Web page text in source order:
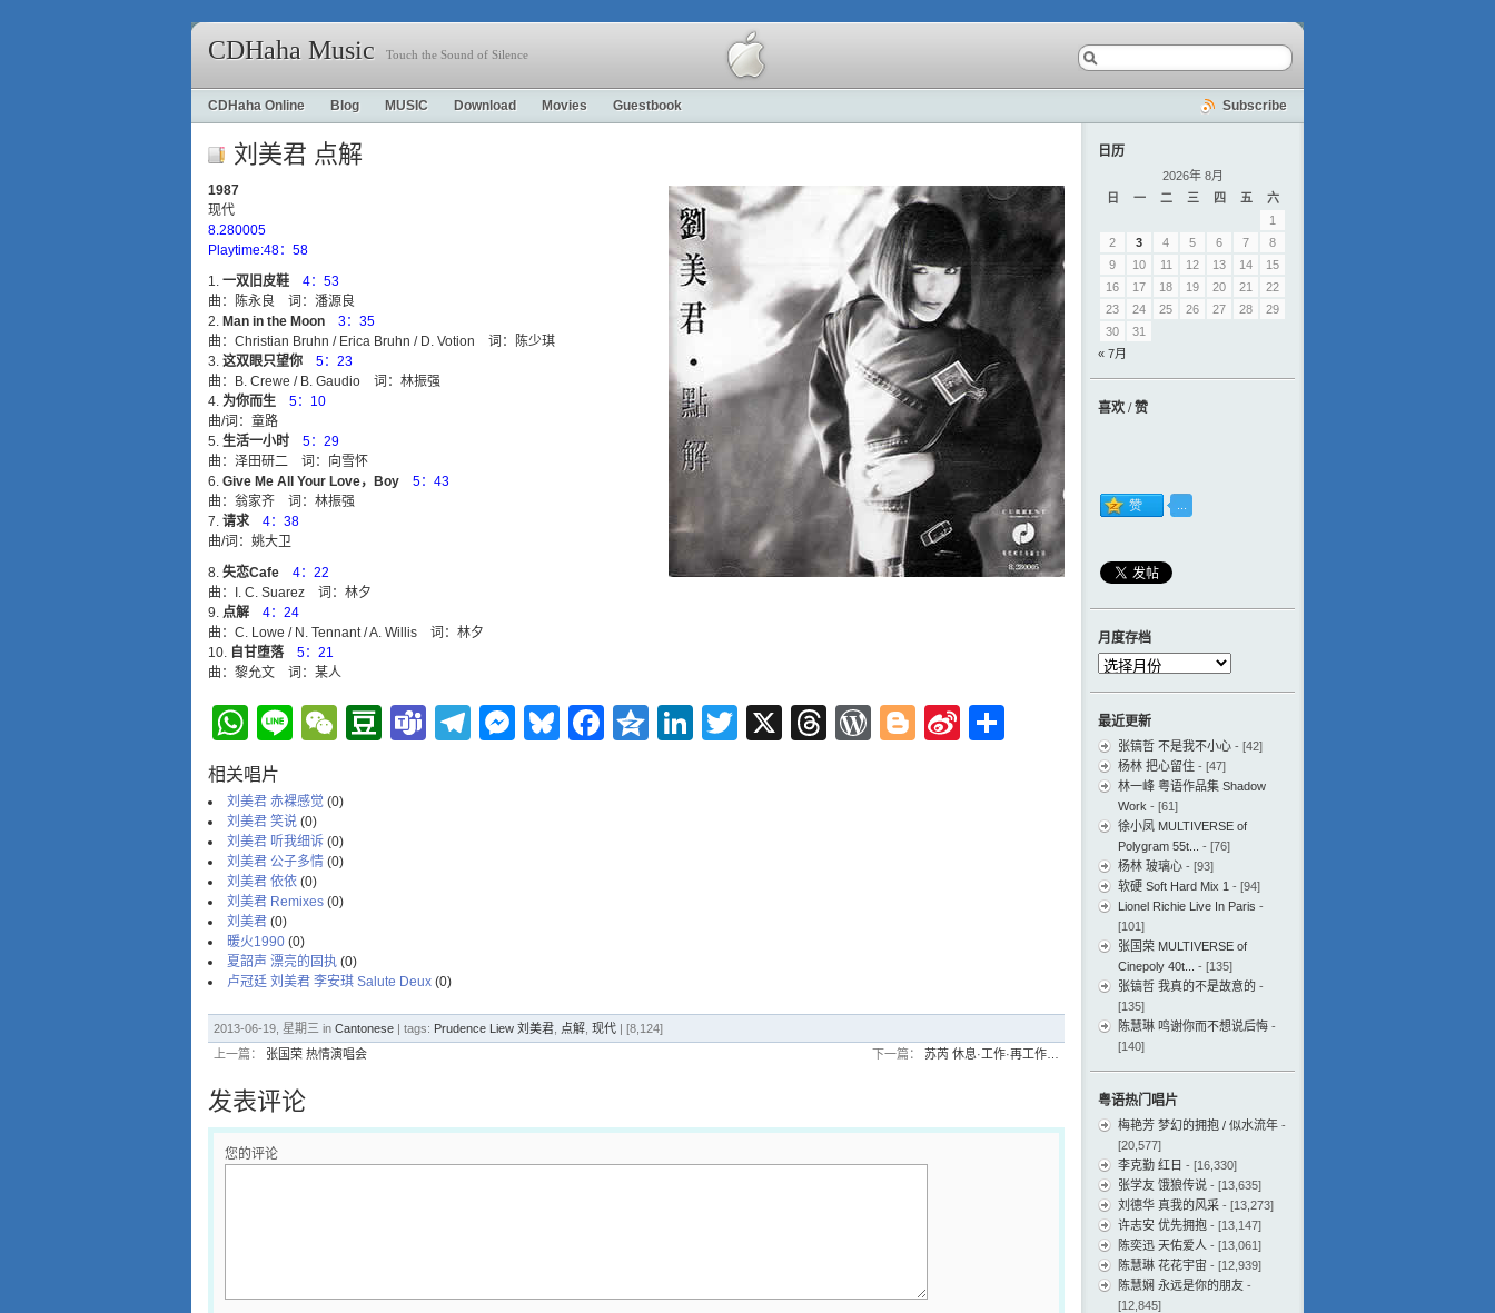
CDHaha Music Touch the Sound of Silence
CDHaha Online Blog MUSIC Download Movies Guestbook Subscribe
刘美君 点解
1987
现代
8.280005
Playtime:48：58
一双旧皮鞋
4：53
曲：陈永良 词：潘源良
Man in the Moon
3：35
曲：Christian Bruhn / Erica Bruhn / D. Votion 词：陈少琪
这双眼只望你
5：23
曲：B. Crewe / B. Gaudio 词：林振强
为你而生
5：10
曲/词：童路
生活一小时
5：29
曲：泽田研二 词：向雪怀
Give Me All Your Love，Boy
5：43
曲：翁家齐 词：林振强
请求
4：38
曲/词：姚大卫
失恋Cafe
4：22
曲：I. C. Suarez 词：林夕
点解
4：24
曲：C. Lowe / N. Tennant / A. Willis 词：林夕
自甘堕落
5：21
曲：黎允文 词：某人
WhatsApp
LineWeChat
Douban
TeamsTelegram
Messenger
Bluesky
Facebook
Qzone
LinkedIn
Twitter
X Threads
WordPress
Blogger
Sina
相关唱片
刘美君 赤裸感觉 (0)
刘美君 笑说 (0)
刘美君 听我细诉 (0)
刘美君 公子多情 (0)
刘美君 依依 (0)
刘美君 Remixes (0)
刘美君 (0)
暖火1990 (0)
夏韶声 漂亮的固执 (0)
卢冠廷 刘美君 李安琪 Salute Deux (0)
2013-06-19, 星期三 in Cantonese | tags: Prudence Liew 刘美君 点解 现代 | [8,124]
上一篇： 张国荣 热情演唱会 下一篇： 苏芮 休息·工作·再工作…
发表评论
您的评论
日历
2026年 8月
日
一 二 三 四 五
六
1
2
3 4 5 6 7
8
9
10 11 12 13 14
15
16
17 18 19 20 21
22
23
24 25 26 27 28
29
30
31
« 7月
喜欢 / 赞
月度存档
月
档
最近更新
张镐哲 不是我不小心 - [42]
杨林 把心留住 - [47]
林一峰 粤语作品集 Shadow
Work - [61]
徐小凤 MULTIVERSE of
Polygram 55t...
- [76]
杨林 玻璃心 - [93]
软硬 Soft Hard Mix 1 - [94]
Lionel Richie Live In Paris -
[101]
张国荣 MULTIVERSE of
Cinepoly 40t...
- [135]
张镐哲 我真的不是故意的 -
[135]
陈慧琳 鸣谢你而不想说后悔 -
[140]
粤语热门唱片
梅艳芳 梦幻的拥抱 / 似水流年 -
[20,577]
李克勤 红日 - [16,330]
张学友 饿狼传说 - [13,635]
刘德华 真我的风采 - [13,273]
许志安 优先拥抱 - [13,147]
陈奕迅 天佑爱人 - [13,061]
陈慧琳 花花宇宙 - [12,939]
陈慧娴 永远是你的朋友 -
[12,845]